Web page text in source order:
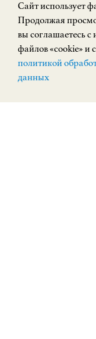
Экспозиция
Кремль,
КУПИТЬ
Cайт использует
Продолжая
вы соглашаетесь с
файлов «cookie» и
политикой
данных